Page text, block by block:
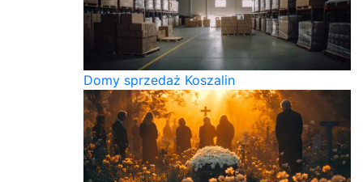
Domy sprzedaż Koszalin